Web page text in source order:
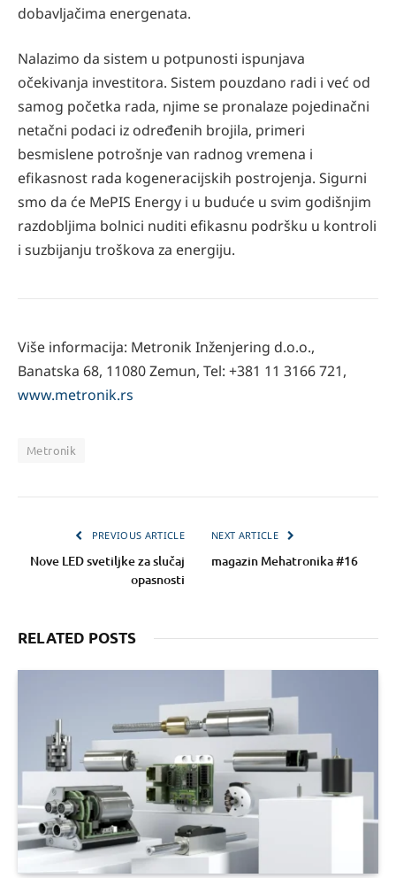
dobavljačima energenata.
Nalazimo da sistem u potpunosti ispunjava
očekivanja investitora. Sistem pouzdano radi i već od
samog početka rada, njime se pronalaze pojedinačni
netačni podaci iz određenih brojila, primeri
besmislene potrošnje van radnog vremena i
efikasnost rada kogeneracijskih postrojenja. Sigurni
smo da će MePIS Energy i u buduće u svim godišnjim
razdobljima bolnici nuditi efikasnu podršku u kontroli
i suzbijanju troškova za energiju.
Više informacija: Metronik Inženjering d.o.o.,
Banatska 68, 11080 Zemun, Tel: +381 11 3166 721,
www.metronik.rs
Metronik
PREVIOUS ARTICLE
Nove LED svetiljke za slučaj
opasnosti
NEXT ARTICLE
magazin Mehatronika #16
RELATED POSTS